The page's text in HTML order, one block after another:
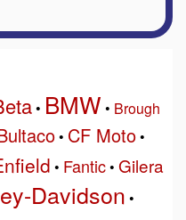
• BMW • Brough
• CF Moto•
• Fantic• Gilera
Davidson •